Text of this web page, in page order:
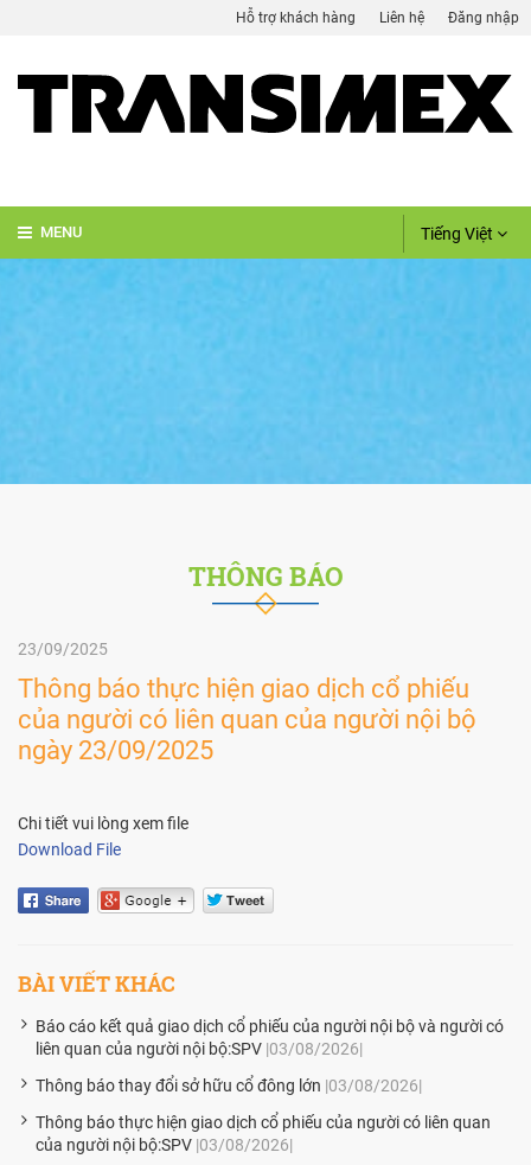
Đăng nhập
Liên hệ
Hỗ trợ khách hàng
Tiếng Việt
THÔNG BÁO
23/09/2025
Thông báo thực hiện giao dịch cổ phiếu
của người có liên quan của người nội bộ
ngày 23/09/2025
Chi tiết vui lòng xem file
Download File
BÀI VIẾT KHÁC
Báo cáo kết quả giao dịch cổ phiếu của người nội bộ và người có
liên quan của người nội bộ:SPV |03/08/2026|
Thông báo thay đổi sở hữu cổ đông lớn |03/08/2026|
Thông báo thực hiện giao dịch cổ phiếu của người có liên quan
của người nội bộ:SPV |03/08/2026|